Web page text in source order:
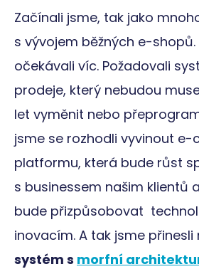
Začínali jsme, tak jako
s vývojem běžných e-shopů.
očekávali víc. Požadovali
prodeje, který nebudou
let vyměnit nebo
jsme se rozhodli vyvinout
platformu, která bude růst
s businessem našim klientů
bude přizpůsobovat
inovacím. A tak jsme přinesli
systém s morfní